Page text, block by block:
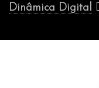
Dinâmica Digital